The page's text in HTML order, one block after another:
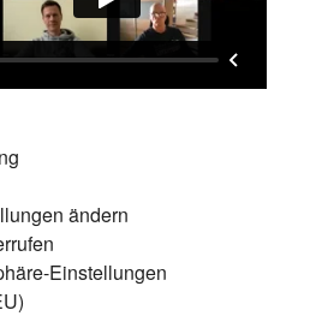
ändern
Einstellungen